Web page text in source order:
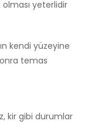
olması yeterlidir
kendi yüzeyine
temas
kir gibi durumlar